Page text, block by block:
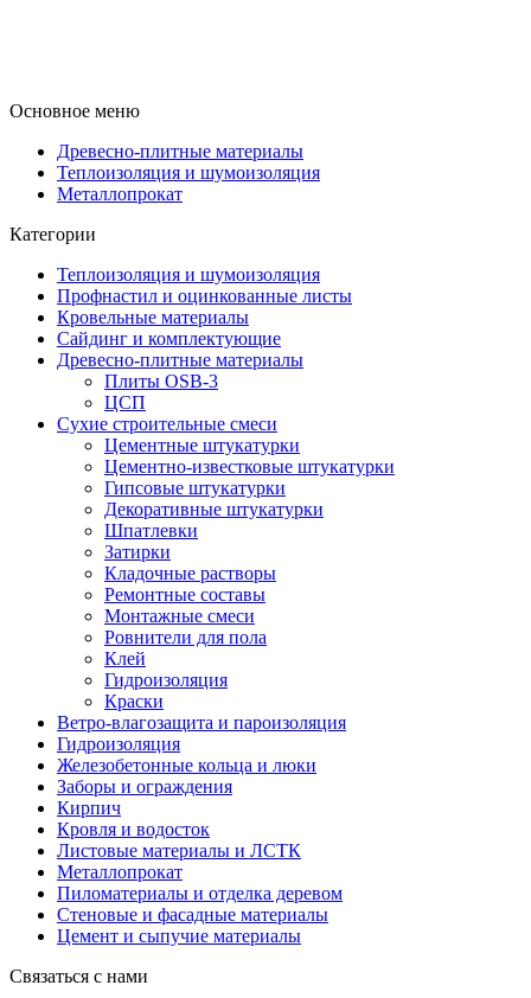
Основное меню
Древесно-плитные материалы
Теплоизоляция и шумоизоляция
Металлопрокат
Категории
Теплоизоляция и шумоизоляция
Профнастил и оцинкованные листы
Кровельные материалы
Сайдинг и комплектующие
Древесно-плитные материалы
Плиты OSB-3
ЦСП
Сухие строительные смеси
Цементные штукатурки
Цементно-известковые штукатурки
Гипсовые штукатурки
Декоративные штукатурки
Шпатлевки
Затирки
Кладочные растворы
Ремонтные составы
Монтажные смеси
Ровнители для пола
Клей
Гидроизоляция
Краски
Ветро-влагозащита и пароизоляция
Гидроизоляция
Железобетонные кольца и люки
Заборы и ограждения
Кирпич
Кровля и водосток
Листовые материалы и ЛСТК
Металлопрокат
Пиломатериалы и отделка деревом
Стеновые и фасадные материалы
Цемент и сыпучие материалы
Связаться с нами